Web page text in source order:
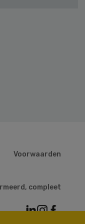
Voorwaarden
compleet